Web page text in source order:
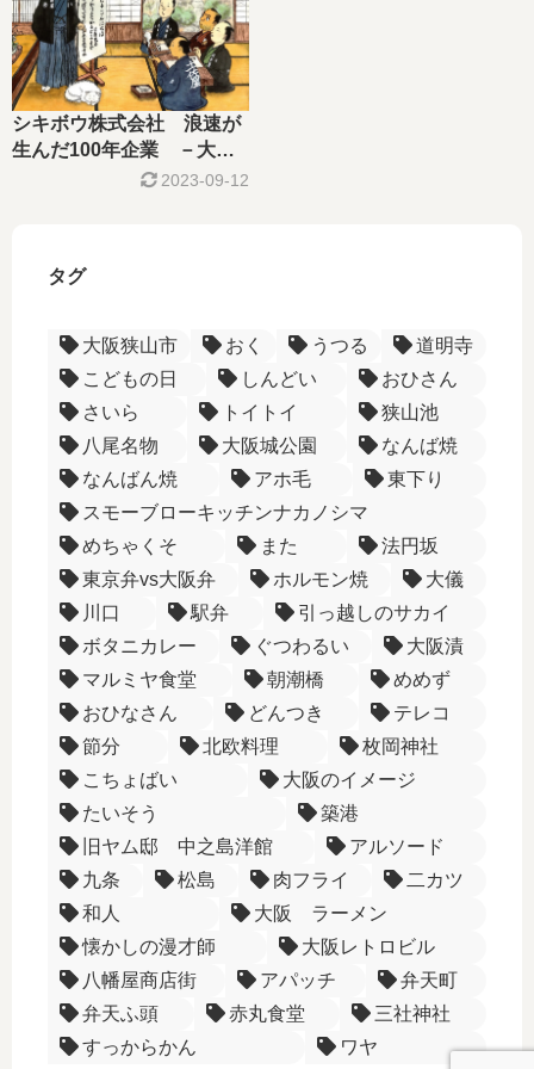
シキボウ株式会社 浪速が
生んだ100年企業 －大阪
2023-09-12
タグ
大阪狭山市 おく うつる
道明寺
こどもの日
しんどい
おひさん
さいら
トイトイ
狭山池
八尾名物
大阪城公園
なんば焼
なんばん焼
アホ毛
東下り
スモーブローキッチンナカノシマ
めちゃくそ
また
法円坂
東京弁vs大阪弁
ホルモン焼
大儀
川口
駅弁
引っ越しのサカイ
ボタニカレー
ぐつわるい
大阪漬
マルミヤ食堂
朝潮橋
めめず
おひなさん
どんつき
テレコ
節分
北欧料理
枚岡神社
こちょばい
大阪のイメージ
たいそう
築港
旧ヤム邸 中之島洋館
アルソード
九条
松島 肉フライ
二カツ
和人
大阪 ラーメン
懐かしの漫才師
大阪レトロビル
八幡屋商店街
アパッチ
弁天町
弁天ふ頭
赤丸食堂
三社神社
すっからかん
ワヤ